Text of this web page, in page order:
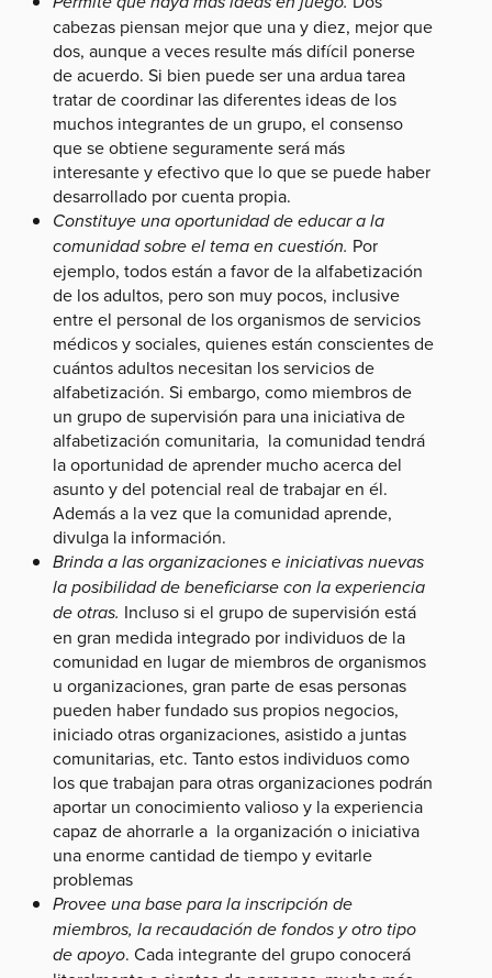
cabezas piensan mejor que una y diez, mejor que
dos, aunque a veces resulte más difícil ponerse
de acuerdo. Si bien puede ser una ardua tarea
tratar de coordinar las diferentes ideas de los
muchos integrantes de un grupo, el consenso
que se obtiene seguramente será más
interesante y efectivo que lo que se puede haber
desarrollado por cuenta propia.
Constituye una oportunidad de educar a la
comunidad sobre el tema en cuestión. Por
ejemplo, todos están a favor de la alfabetización
de los adultos, pero son muy pocos, inclusive
entre el personal de los organismos de servicios
médicos y sociales, quienes están conscientes de
cuántos adultos necesitan los servicios de
alfabetización. Si embargo, como miembros de
un grupo de supervisión para una iniciativa de
alfabetización comunitaria, la comunidad tendrá
la oportunidad de aprender mucho acerca del
asunto y del potencial real de trabajar en él.
Además a la vez que la comunidad aprende,
divulga la información.
Brinda a las organizaciones e iniciativas nuevas
la posibilidad de beneficiarse con la experiencia
de otras. Incluso si el grupo de supervisión está
en gran medida integrado por individuos de la
comunidad en lugar de miembros de organismos
u organizaciones, gran parte de esas personas
pueden haber fundado sus propios negocios,
iniciado otras organizaciones, asistido a juntas
comunitarias, etc. Tanto estos individuos como
los que trabajan para otras organizaciones podrán
aportar un conocimiento valioso y la experiencia
capaz de ahorrarle a la organización o iniciativa
una enorme cantidad de tiempo y evitarle
problemas
Provee una base para la inscripción de
miembros, la recaudación de fondos y otro tipo
de apoyo. Cada integrante del grupo conocerá